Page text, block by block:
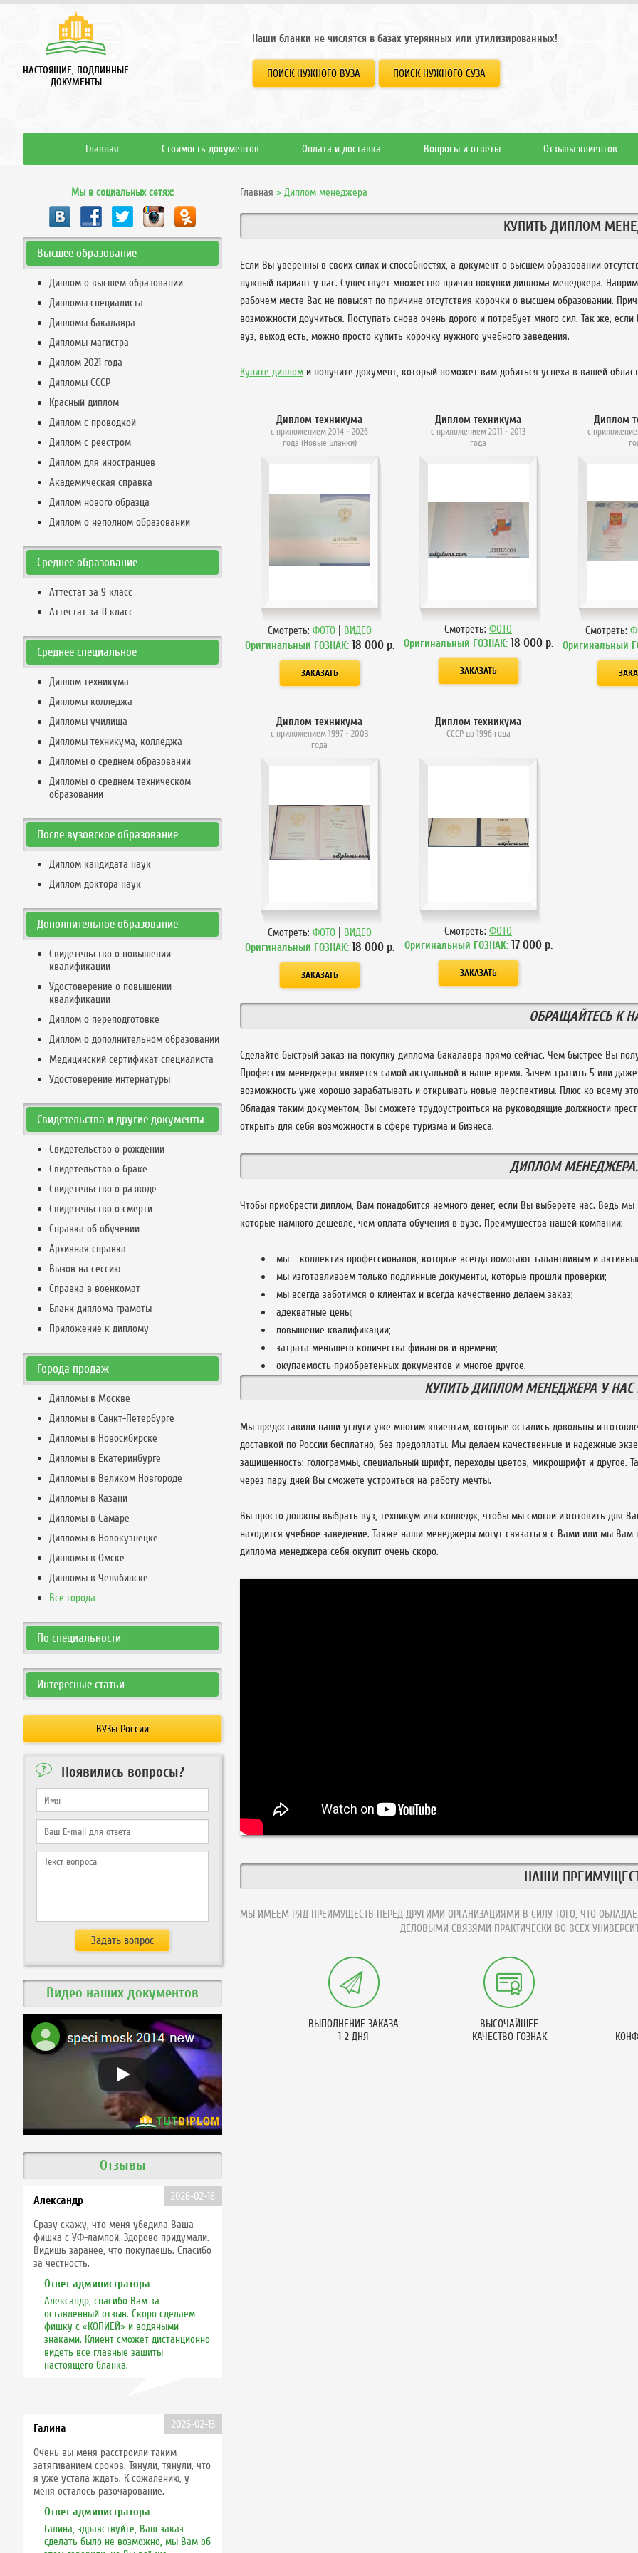
НАСТОЯЩИЕ, ПОДЛИННЫЕ
ДОКУМЕНТЫ
Наши бланки не числятся в базах утерянных или утилизированных!
ПОИСК НУЖНОГО ВУЗА ПОИСК НУЖНОГО СУЗА
Главная Стоимость документов Оплата и доставка Вопросы и ответы Отзывы клиентов
Главная » Диплом менеджера
КУПИТЬ ДИПЛОМ
Если Вы уверенны в своих силах и способностях, а документ о высшем образовании
нужный вариант у нас. Существует множество причин покупки диплома менеджера.
рабочем месте Вас не повысят по причине отсутствия корочки о высшем образовании.
возможности доучиться. Поступать снова очень дорого и потребует много сил. Так же,
вуз, выход есть, можно просто купить корочку нужного учебного заведения.
Купите диплом и получите документ, который поможет вам добиться успеха в вашей
Диплом техникума
с приложением 2014 - 2026
года (Новые Бланки)
Смотреть: ФОТО | ВИДЕО
Оригинальный ГОЗНАК: 18 000р.
Диплом техникума
с приложением 2011 - 2013
года
Смотреть: ФОТО
Оригинальный ГОЗНАК: 18 000р.
Диплом
с
Смотреть:
Оригинальный
Диплом техникума
с приложением 1997 - 2003
года
Смотреть: ФОТО | ВИДЕО
Оригинальный ГОЗНАК: 18 000р.
Диплом техникума
СССР до 1996 года
Смотреть: ФОТО
Оригинальный ГОЗНАК: 17 000р.
ОБРАЩАЙТЕСЬ К
Сделайте быстрый заказ на покупку диплома бакалавра прямо сейчас. Чем быстрее Вы
Профессия менеджера является самой актуальной в наше время. Зачем тратить 5 или
возможность уже хорошо зарабатывать и открывать новые перспективы. Плюс ко всему
Обладая таким документом, Вы сможете трудоустроиться на руководящие должности
открыть для себя возможности в сфере туризма и бизнеса.
ДИПЛОМ
Чтобы приобрести диплом, Вам понадобится немного денег, если Вы выберете нас. Ведь
которые намного дешевле, чем оплата обучения в вузе. Преимущества нашей компании:
мы – коллектив профессионалов, которые всегда помогают талантливым и
мы изготавливаем только подлинные документы, которые прошли проверки;
мы всегда заботимся о клиентах и всегда качественно делаем заказ;
адекватные цены;
повышение квалификации;
затрата меньшего количества финансов и времени;
окупаемость приобретенных документов и многое другое.
КУПИТЬ ДИПЛОМ МЕНЕДЖЕРА У НАС
Мы предоставили наши услуги уже многим клиентам, которые остались довольны
доставкой по России бесплатно, без предоплаты. Мы делаем качественные и надежные
защищенность: голограммы, специальный шрифт, переходы цветов, микрошрифт и другое.
через пару дней Вы сможете устроиться на работу мечты.
Вы просто должны выбрать вуз, техникум или колледж, чтобы мы смогли изготовить для
находится учебное заведение. Также наши менеджеры могут связаться с Вами или мы Вам
диплома менеджера себя окупит очень скоро.
НАШИ
МЫ ИМЕЕМ РЯД ПРЕИМУЩЕСТВ ПЕРЕД ДРУГИМИ ОРГАНИЗАЦИЯМИ В СИЛУ ТОГО, ЧТО
ДЕЛОВЫМИ СВЯЗЯМИ ПРАКТИЧЕСКИ ВО ВСЕХ
ВЫПОЛНЕНИЕ ЗАКАЗА
1-2 ДНЯ
ВЫСОЧАЙШЕЕ
КАЧЕСТВО ГОЗНАК
Мы в социальных сетях:
Высшее образование
Диплом о высшем образовании
Дипломы специалиста
Дипломы бакалавра
Дипломы магистра
Диплом 2021 года
Дипломы СССР
Красный диплом
Диплом с проводкой
Диплом с реестром
Диплом для иностранцев
Академическая справка
Диплом нового образца
Диплом о неполном образовании
Среднее образование
Аттестат за 9 класс
Аттестат за 11 класс
Среднее специальное
Диплом техникума
Дипломы колледжа
Дипломы училища
Дипломы техникума, колледжа
Дипломы о среднем образовании
Дипломы о среднем техническом
образовании
После вузовское образование
Диплом кандидата наук
Диплом доктора наук
Дополнительное образование
Свидетельство о повышении
квалификации
Удостоверение о повышении
квалификации
Диплом о переподготовке
Диплом о дополнительном образовании
Медицинский сертификат специалиста
Удостоверение интернатуры
Свидетельства и другие документы
Свидетельство о рождении
Свидетельство о браке
Свидетельство о разводе
Свидетельство о смерти
Справка об обучении
Архивная справка
Вызов на сессию
Справка в военкомат
Бланк диплома грамоты
Приложение к диплому
Города продаж
Дипломы в Москве
Дипломы в Санкт-Петербурге
Дипломы в Новосибирске
Дипломы в Екатеринбурге
Дипломы в Великом Новгороде
Дипломы в Казани
Дипломы в Самаре
Дипломы в Новокузнецке
Дипломы в Омске
Дипломы в Челябинске
Все города
По специальности
Интересные статьи
ВУЗы России
Появились вопросы?
Видео наших документов
Отзывы
Александр 2026-02-18
Сразу скажу, что меня убедила Ваша
фишка с УФ-лампой. Здорово придумали.
Видишь заранее, что покупаешь. Спасибо
за честность.
Ответ администратора:
Александр, спасибо Вам за
оставленный отзыв. Скоро сделаем
фишку с «КОПИЕЙ» и водяными
знаками. Клиент сможет дистанционно
видеть все главные защиты
настоящего бланка.
Галина 2026-02-13
Очень вы меня расстроили таким
затягиванием сроков. Тянули, тянули, что
я уже устала ждать. К сожалению, у
меня осталось разочарование.
Ответ администратора:
Галина, здравствуйте, Ваш заказ
сделать было не возможно, мы Вам об